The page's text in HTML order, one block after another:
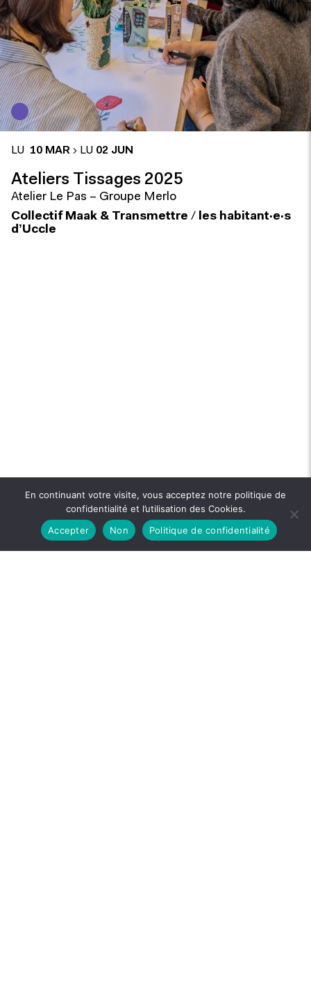
LU 10 MAR LU 02 JUN
Ateliers Tissages 2025
Atelier Le Pas – Groupe Merlo
Collectif Maak & Transmettre / les habitant·e·s
d’Uccle
En continuant votre visite, vous acceptez notre politique de
confidentialité et l’utilisation des Cookies.
Accepter
Non Politique de confidentialité